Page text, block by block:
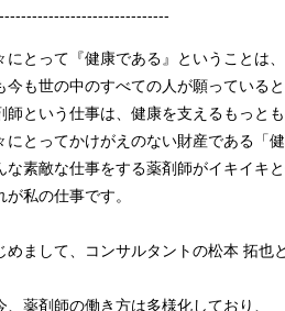
にとって『健康である』ということは、
今も世の中のすべての人が願っている
師という仕事は、健康を支えるもっと
にとってかけがえのない財産である
な素敵な仕事をする薬剤師がイキイキ
が私の仕事です。
めまして、コンサルタントの松本 拓也
、薬剤師の働き方は多様化しており、